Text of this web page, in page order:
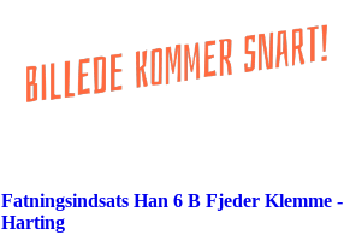
Fatningsindsats Han 6 B Fjeder Klemme -
Harting